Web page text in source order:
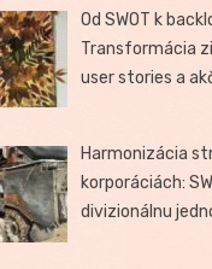
Od SWOT k
Transformácia
user stories a
Harmonizácia
korporáciách:
divizionálnu